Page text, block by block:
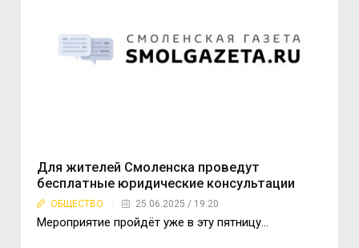
Для жителей Смоленска проведут
бесплатные юридические консультации
ОБЩЕСТВО 25.06.2025 / 19:20
Мероприятие пройдёт уже в эту пятницу…